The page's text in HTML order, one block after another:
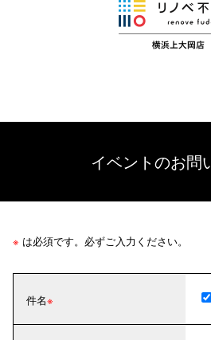
イベントのお問
※ は必須です。必ずご入力ください。
件名